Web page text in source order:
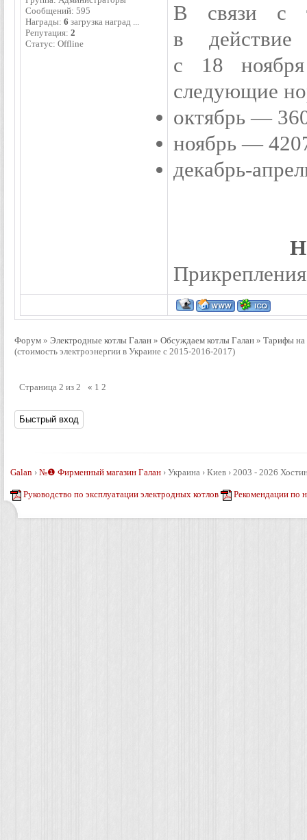
Сообщений: 595
Награды: 6 загрузка наград ...
Репутация: 2
Статус: Offline
В связи с
в
с 18
следующие
октябрь —
ноябрь —
декабрь-
Форум » Электродные котлы Галан » Обсуждаем котлы Галан » Тарифы на
(стоимость электроэнергии в Украине с 2015-2016-2017)
Страница 2 из 2 « 1 2
Galan › №❶ Фирменный магазин Галан › Украина › Киев › 2003 - 2026
Руководство по эксплуатации электродных котлов Рекомендации по